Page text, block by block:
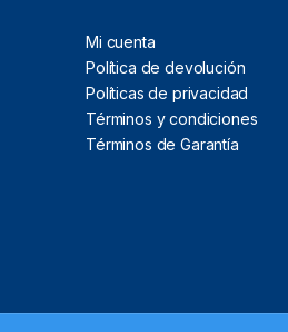
Mi cuenta
Política de devolución
Políticas de privacidad
Términos y condiciones
Términos de Garantía